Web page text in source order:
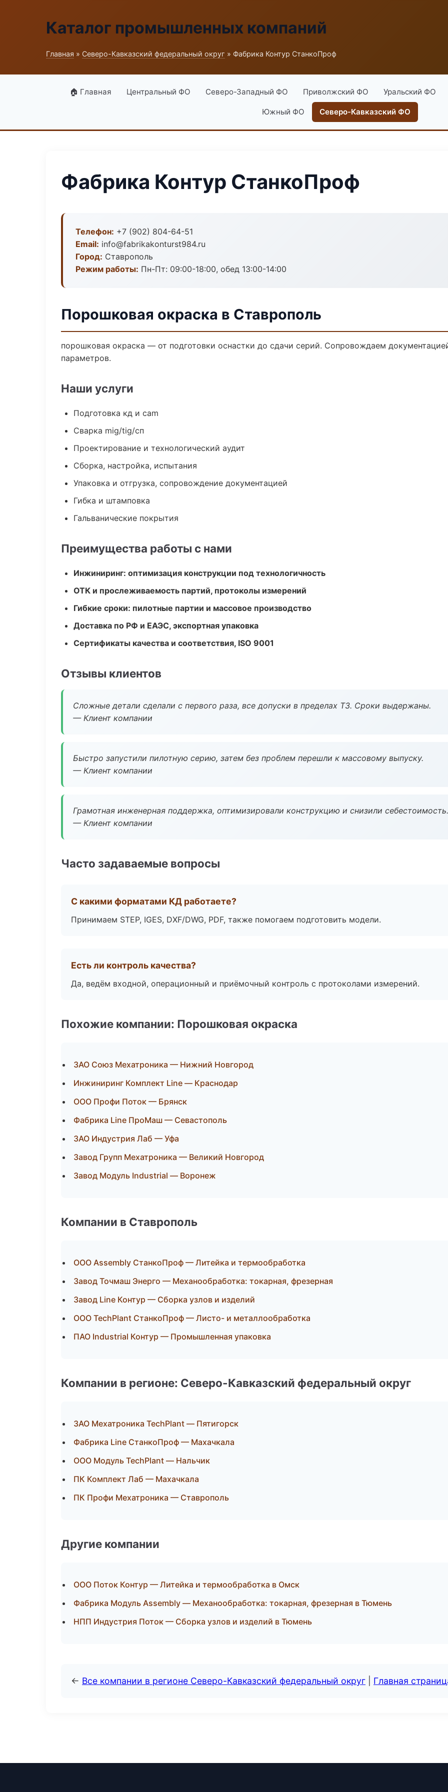
Каталог промышленных компаний
Главная » Северо-Кавказский федеральный округ » Фабрика Контур СтанкоПроф
🏠 Главная Центральный ФО Северо-Западный ФО Приволжский ФО Уральский ФО
Южный ФО Северо-Кавказский ФО
Фабрика Контур СтанкоПроф
Телефон: +7 (902) 804-64-51
Email: info@fabrikakonturst984.ru
Город: Ставрополь
Режим работы: Пн-Пт: 09:00-18:00, обед 13:00-14:00
Порошковая окраска в Ставрополь
порошковая окраска — от подготовки оснастки до сдачи серий. Сопровождаем
параметров.
Наши услуги
Подготовка кд и cam
Сварка mig/tig/сп
Проектирование и технологический аудит
Сборка, настройка, испытания
Упаковка и отгрузка, сопровождение документацией
Гибка и штамповка
Гальванические покрытия
Преимущества работы с нами
Инжиниринг: оптимизация конструкции под технологичность
ОТК и прослеживаемость партий, протоколы измерений
Гибкие сроки: пилотные партии и массовое производство
Доставка по РФ и ЕАЭС, экспортная упаковка
Сертификаты качества и соответствия, ISO 9001
Отзывы клиентов
Сложные детали сделали с первого раза, все допуски в пределах ТЗ. Сроки выдержаны.
— Клиент компании
Быстро запустили пилотную серию, затем без проблем перешли к массовому выпуску.
— Клиент компании
Грамотная инженерная поддержка, оптимизировали конструкцию и снизили себестоимость.
— Клиент компании
Часто задаваемые вопросы
С какими форматами КД работаете?
Принимаем STEP, IGES, DXF/DWG, PDF, также помогаем подготовить модели.
Есть ли контроль качества?
Да, ведём входной, операционный и приёмочный контроль с протоколами измерений.
Похожие компании: Порошковая окраска
ЗАО Союз Мехатроника — Нижний Новгород
Инжиниринг Комплект Line — Краснодар
ООО Профи Поток — Брянск
Фабрика Line ПроМаш — Севастополь
ЗАО Индустрия Лаб — Уфа
Завод Групп Мехатроника — Великий Новгород
Завод Модуль Industrial — Воронеж
Компании в Ставрополь
ООО Assembly СтанкоПроф — Литейка и термообработка
Завод Точмаш Энерго — Механообработка: токарная, фрезерная
Завод Line Контур — Сборка узлов и изделий
ООО TechPlant СтанкоПроф — Листо- и металлообработка
ПАО Industrial Контур — Промышленная упаковка
Компании в регионе: Северо-Кавказский федеральный округ
ЗАО Мехатроника TechPlant — Пятигорск
Фабрика Line СтанкоПроф — Махачкала
ООО Модуль TechPlant — Нальчик
ПК Комплект Лаб — Махачкала
ПК Профи Мехатроника — Ставрополь
Другие компании
ООО Поток Контур — Литейка и термообработка в Омск
Фабрика Модуль Assembly — Механообработка: токарная, фрезерная в Тюмень
НПП Индустрия Поток — Сборка узлов и изделий в Тюмень
← Все компании в регионе Северо-Кавказский федеральный округ Главная